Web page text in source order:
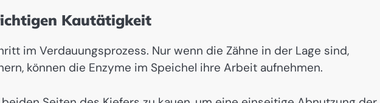
Kautätigkeit
im Verdauungsprozess. Nur wenn die Zähne in der Lage sind,
können die Enzyme im Speichel ihre Arbeit aufnehmen.